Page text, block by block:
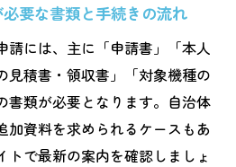
要な書類と手続きの流れ
請には、主に「申請書」「本人
見積書・領収書」「対象機種の
書類が必要となります。自治体
加資料を求められるケースもあ
トで最新の案内を確認しましょ